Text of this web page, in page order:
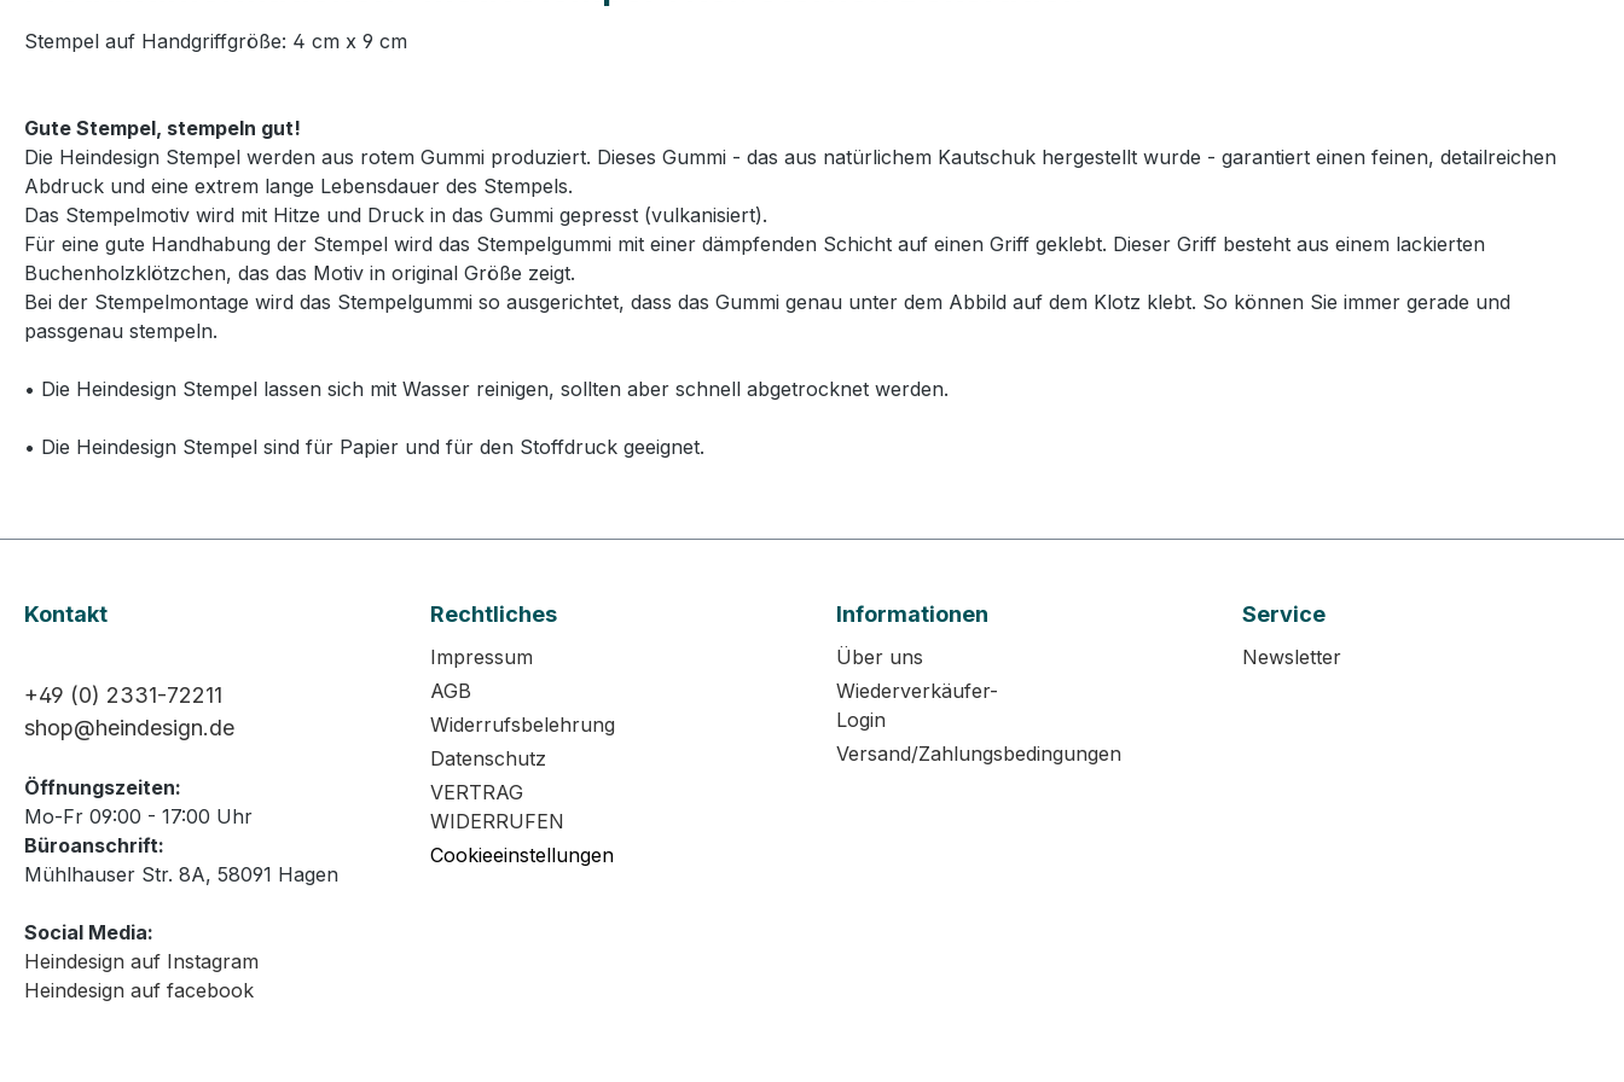
Stempel auf Handgriffgröße: 4 cm x 9 cm
Gute Stempel, stempeln gut!
Die Heindesign Stempel werden aus rotem Gummi produziert. Dieses Gummi - das aus natürlichem Kautschuk hergestellt wurde - garantiert einen feinen, detailreichen
Abdruck und eine extrem lange Lebensdauer des Stempels.
Das Stempelmotiv wird mit Hitze und Druck in das Gummi gepresst (vulkanisiert).
Für eine gute Handhabung der Stempel wird das Stempelgummi mit einer dämpfenden Schicht auf einen Griff geklebt. Dieser Griff besteht aus einem lackierten
Buchenholzklötzchen, das das Motiv in original Größe zeigt.
Bei der Stempelmontage wird das Stempelgummi so ausgerichtet, dass das Gummi genau unter dem Abbild auf dem Klotz klebt. So können Sie immer gerade und
passgenau stempeln.
• Die Heindesign Stempel lassen sich mit Wasser reinigen, sollten aber schnell abgetrocknet werden.
• Die Heindesign Stempel sind für Papier und für den Stoffdruck geeignet.
Kontakt
+49 (0) 2331-72211
shop@heindesign.de
Öffnungszeiten:
Mo-Fr 09:00 - 17:00 Uhr
Büroanschrift:
Mühlhauser Str. 8A, 58091 Hagen
Social Media:
Heindesign auf Instagram
Heindesign auf facebook
Rechtliches
Impressum
AGB
Widerrufsbelehrung
Datenschutz
VERTRAG
WIDERRUFEN
Cookieeinstellungen
Informationen
Über uns
Wiederverkäufer-
Login
Versand/Zahlungsbedingungen
Service
Newsletter